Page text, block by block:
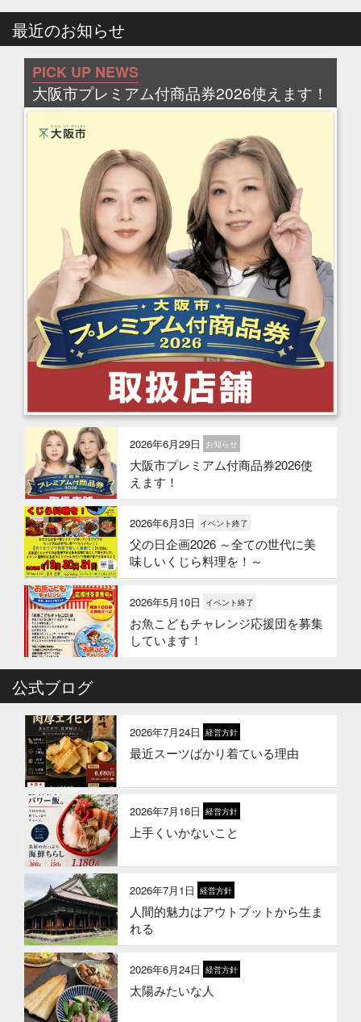
最近のお知らせ
PICK UP NEWS
大阪市プレミアム付商品券2026使えます！
2026年6月29日 お知らせ
大阪市プレミアム付商品券2026使
えます！
2026年6月3日 イベント終了
父の日企画2026 ～全ての世代に美
味しいくじら料理を！～
2026年5月10日 イベント終了
お魚こどもチャレンジ応援団を募集
しています！
お魚こどもチャレンジ第10弾
2026年3月24日 イベント終了
2026年3月10日 お知らせ
2026年1月21日 お知らせ
冬のギフトはかぎやオンラインスト
2026年1月1日 お知らせ
公式ブログ
2026年7月24日 経営方針
最近スーツばかり着ている理由
2026年7月16日 経営方針
上手くいかないこと
2026年7月1日 経営方針
人間的魅力はアウトプットから生ま
れる
2026年6月24日 経営方針
太陽みたいな人